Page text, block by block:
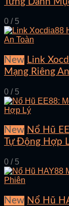
0 / 5
New Link
Mạng Riêng
0 / 5
New Nổ Hũ
Tự Động Hợp
0 / 5
New Nổ Hũ